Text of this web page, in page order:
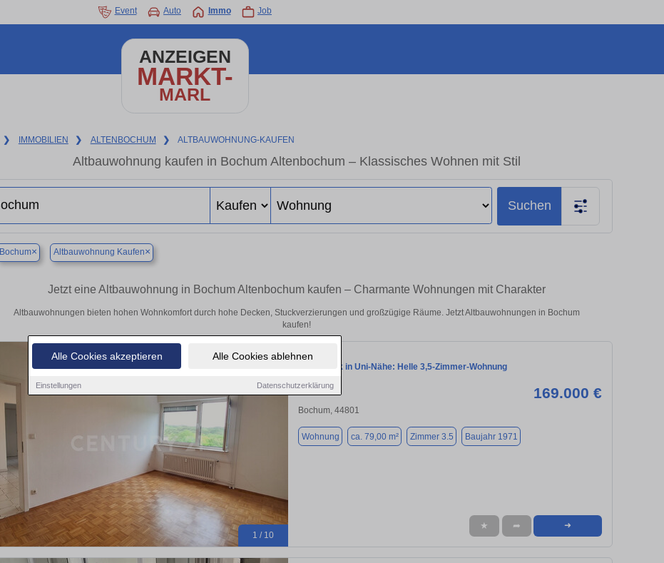
Alle Cookies akzeptieren Alle Cookies ablehnen
Einstellungen Datenschutzerklärung
Event Auto Immo Job
ANZEIGEN
MARKT-
MARL
❯ IMMOBILIEN ❯ ALTENBOCHUM ❯ ALTBAUWOHNUNG-KAUFEN
Altbauwohnung kaufen in Bochum Altenbochum – Klassisches Wohnen mit Stil
Suchen
Bochum× Altbauwohnung Kaufen×
Jetzt eine Altbauwohnung in Bochum Altenbochum kaufen – Charmante Wohnungen mit Charakter
Altbauwohnungen bieten hohen Wohnkomfort durch hohe Decken, Stuckverzierungen und großzügige Räume. Jetzt Altbauwohnungen in Bochum
kaufen!
1 / 10
Wohnglück in Uni-Nähe: Helle 3,5-Zimmer-Wohnung
169.000 €
Bochum, 44801
Wohnung ca. 79,00 m² Zimmer 3.5 Baujahr 1971
★ ➦ ➜